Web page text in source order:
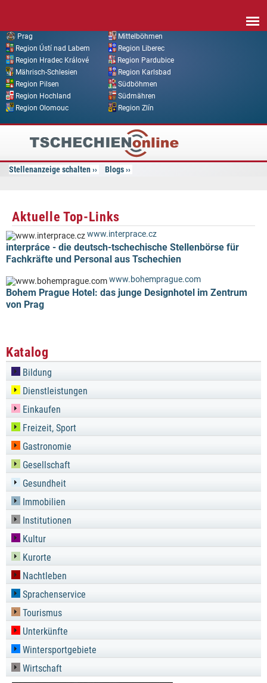
Prag
Mittelböhmen
Region Ústí nad Labem
Region Liberec
Region Hradec Králové
Region Pardubice
Mährisch-Schlesien
Region Karlsbad
Region Pilsen
Südböhmen
Region Hochland
Südmähren
Region Olomouc
Region Zlín
Tschechien
Online
Stellenanzeige schalten Blogs
Aktuelle Top-Links
www.interprace.cz
interpráce - die deutsch-tschechische Stellenbörse für
Fachkräfte und Personal aus Tschechien
www.bohemprague.com
Bohem Prague Hotel: das junge Designhotel im Zentrum
von Prag
Katalog
Bildung
Dienstleistungen
Einkaufen
Freizeit, Sport
Gastronomie
Gesellschaft
Gesundheit
Immobilien
Institutionen
Kultur
Kurorte
Nachtleben
Sprachenservice
Tourismus
Unterkünfte
Wintersportgebiete
Wirtschaft